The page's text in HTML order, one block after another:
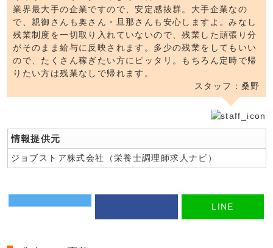
業界最大手の企業ですので、安定感抜群。大手企業なの
で、親御さんも奥さん・旦那さんも安心しますよ。みなし
残業制度を一切取り入れていないので、残業した頑張り分
がそのまま給与に反映されます。多少の残業をしてもいい
ので、たくさん稼ぎたい方にピッタリ。もちろん定時で帰
りたい方は残業なしで帰れます。
スタッフ：桑野
情報提供元
ジョブストア株式会社（栄養士調理師求人ナビ）
LINE